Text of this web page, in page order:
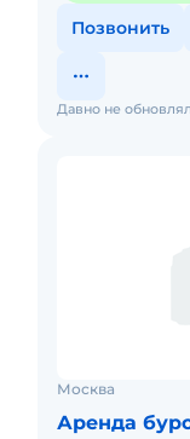
Позвонить
Давно не
Москва
Аренда